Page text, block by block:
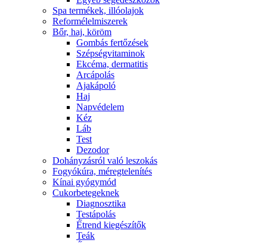
Spa termékek, illóolajok
Reformélelmiszerek
Bőr, haj, köröm
Gombás fertőzések
Szépségvitaminok
Ekcéma, dermatitis
Arcápolás
Ajakápoló
Haj
Napvédelem
Kéz
Láb
Test
Dezodor
Dohányzásról való leszokás
Fogyókúra, méregtelenítés
Kínai gyógymód
Cukorbetegeknek
Diagnosztika
Testápolás
É́trend kiegészítők
Teák